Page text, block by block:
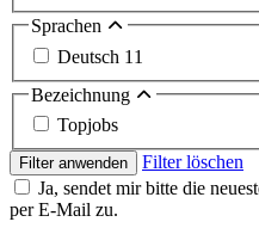
Sprachen
Deutsch 11
Bezeichnung
Topjobs
Filter anwenden
Filter löschen
Ja, sendet mir bitte die
per E-Mail zu.